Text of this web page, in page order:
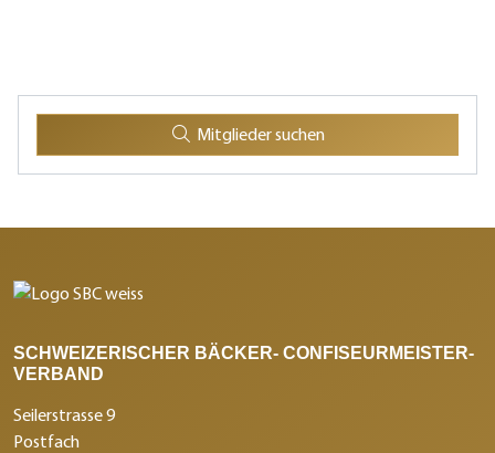
Mitglieder suchen
SCHWEIZERISCHER BÄCKER- CONFISEURMEISTER-
VERBAND
Seilerstrasse 9
Postfach